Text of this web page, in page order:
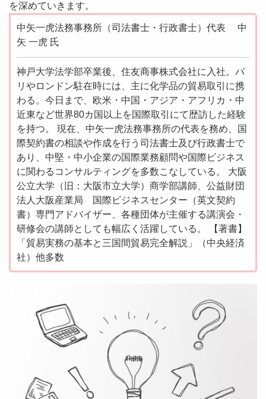
を深めていきます。
中矢一虎法務事務所（司法書士・行政書士）代表 中
矢 一虎 氏
神戸大学法学部卒業後、住友商事株式会社に入社。パ
リやロンドン駐在時には、主に化学品の貿易取引に携
わる。今日まで、欧米・中国・アジア・アフリカ・中
近東など世界80カ国以上を国際取引にて歴訪した経験
を持つ。 現在、中矢一虎法務事務所の代表を務め、国
際契約書の相談や作成を行う司法書士及び行政書士で
あり、中堅・中小企業の国際業務顧問や国際ビジネス
に関わるコンサルティングを多数こなしている。 大阪
公立大学（旧：大阪市立大学）商学部講師、公益財団
法人大阪産業局 国際ビジネスセンター（英文契約
書）専門アドバイザー、各種団体が主催する講演会・
研修会の講師としても幅広く活躍している。 【著書】
「貿易実務の基本と三国間貿易完全解説」（中央経済
社）他多数